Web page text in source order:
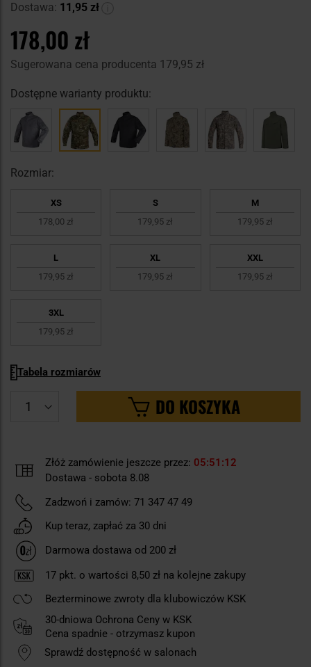
Dostawa: 11,95 zł
178,00 zł
Sugerowana cena producenta 179,95 zł
Dostępne warianty produktu:
Rozmiar:
XS
178,00 zł
S
179,95 zł
M
179,95 zł
L
179,95 zł
XL
179,95 zł
XXL
179,95 zł
3XL
179,95 zł
Tabela rozmiarów
DO KOSZYKA
Złóż zamówienie jeszcze przez: 05 51 11
Dostawa - sobota 8.08
Zadzwoń i zamów: 71 347 47 49
Kup teraz, zapłać za 30 dni
Darmowa dostawa od 200 zł
17 pkt. o wartości 8,50 zł na kolejne zakupy
Bezterminowe zwroty dla klubowiczów KSK
30-dniowa Ochrona Ceny w KSK
Cena spadnie - otrzymasz kupon
Sprawdź dostępność w salonach